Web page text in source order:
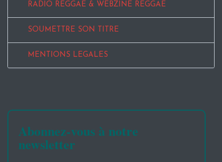
RADIO REGGAE & WEBZINE REGGAE
SOUMETTRE SON TITRE
MENTIONS LEGALES
Abonnez-vous à notre
newsletter